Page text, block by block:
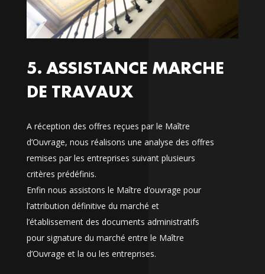
5. ASSISTANCE MARCHE
DE TRAVAUX
A réception des offres reçues par le Maître
d’Ouvrage, nous réalisons une analyse des offres
remises par les entreprises suivant plusieurs
critères prédéfinis.
Enfin nous assistons le Maître d’ouvrage pour
l’attribution définitive du marché et
l’établissement des documents administratifs
pour signature du marché entre le Maître
d’Ouvrage et la ou les entreprises.